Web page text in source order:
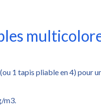
1 tapis pliable en 4) pour
m3.